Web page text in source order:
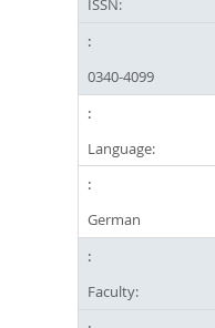
ISSN:
0340-4099
Language:
German
Faculty: